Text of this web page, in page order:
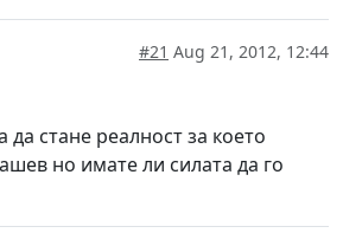
#21 Aug 21, 2012, 12:44
да стане реалност за което
но имате ли силата да го